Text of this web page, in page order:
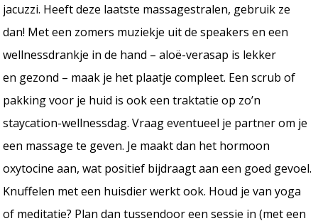
jacuzzi. Heeft deze laatste massagestralen, gebruik ze
dan! Met een zomers muziekje uit de speakers en een
wellnessdrankje in de hand – aloë-verasap is lekker
en gezond – maak je het plaatje compleet. Een scrub of
pakking voor je huid is ook een traktatie op zo’n
staycation-wellnessdag. Vraag eventueel je partner om je
een massage te geven. Je maakt dan het hormoon
oxytocine aan, wat positief bijdraagt aan een goed gevoel.
Knuffelen met een huisdier werkt ook. Houd je van yoga
of meditatie? Plan dan tussendoor een sessie in (met een